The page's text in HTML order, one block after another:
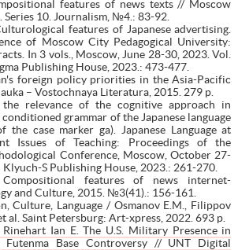
features of news texts // Moscow
10. Journalism, №4.: 83-92.
features of Japanese advertising.
of Moscow City Pedagogical University:
In 3 vols., Moscow, June 28-30, 2023. Vol.
Publishing House, 2023.: 473-477.
foreign policy priorities in the Asia-Pacific
– Vostochnaya Literatura, 2015. 279 p.
relevance of the cognitive approach in
grammar of the Japanese language
the case marker ga). Japanese Language at
Issues of Teaching: Proceedings of the
Conference, Moscow, October 27-
S Publishing House, 2023.: 261-270.
Compositional features of news internet-
and Culture, 2015. №3(41).: 156-161.
Culture, Language / Osmanov E.M., Filippov
al. Saint Petersburg: Art-xpress, 2022. 693 p.
Ian E. The U.S. Military Presence in
Futenma Base Controversy // UNT Digital